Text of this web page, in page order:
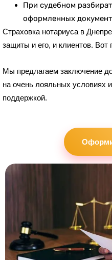
При судебном
оформленных
Страховка нотариуса в
защиты и его, и клиентов.
Мы предлагаем заключение
на очень лояльных условиях
поддержкой.